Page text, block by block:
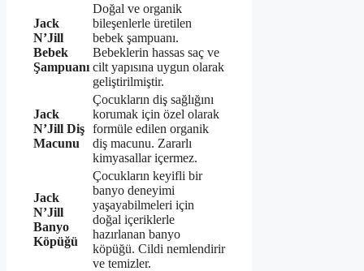
Jack
N’Jill
Bebek
Şampuanı
Doğal ve organik
bileşenlerle üretilen
bebek şampuanı.
Bebeklerin hassas saç ve
cilt yapısına uygun olarak
geliştirilmiştir.
Jack
N’Jill Diş
Macunu
Çocukların diş sağlığını
korumak için özel olarak
formüle edilen organik
diş macunu. Zararlı
kimyasallar içermez.
Jack
N’Jill
Banyo
Köpüğü
Çocukların keyifli bir
banyo deneyimi
yaşayabilmeleri için
doğal içeriklerle
hazırlanan banyo
köpüğü. Cildi nemlendirir
ve temizler.